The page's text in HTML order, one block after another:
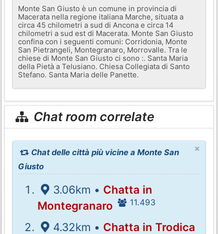
Monte San Giusto è un comune in provincia di
Macerata nella regione italiana Marche, situata a
circa 45 chilometri a sud di Ancona e circa 14
chilometri a sud est di Macerata. Monte San Giusto
confina con i seguenti comuni: Corridonia, Monte
San Pietrangeli, Montegranaro, Morrovalle. Tra le
chiese di Monte San Giusto ci sono :. Santa Maria
della Pietà a Telusiano. Chiesa Collegiata di Santo
Stefano. Santa Maria delle Panette.
Chat room correlate
×
Chat delle città più vicine a Monte San
Giusto
3.06km • Chatta in
Montegranaro
11.493
4.32km • Chatta in Trodica